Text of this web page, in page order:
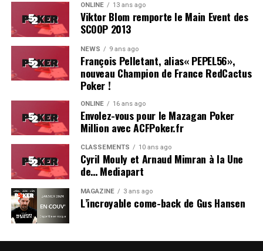
Soleau à gauche, sorti par Logghe au centre
ONLINE 13 ans ago
Viktor Blom remporte le Main Event des
SCOOP 2013
NEWS 9 ans ago
François Pelletant, alias« PEPEL56»,
nouveau Champion de France RedCactus
Poker !
ONLINE 16 ans ago
Envolez-vous pour le Mazagan Poker
Million avec ACFPoker.fr
CLASSEMENTS 10 ans ago
Cyril Mouly et Arnaud Mimran à la Une
de… Mediapart
MAGAZINE 3 ans ago
L’incroyable come-back de Gus Hansen